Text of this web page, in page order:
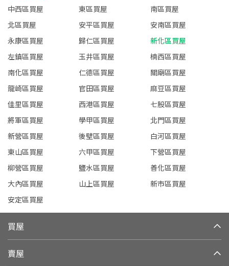
中西區買屋 東區買屋
南區買屋
北區買屋
安平區買屋
安南區買屋
永康區買屋
歸仁區買屋
新化區買屋
左鎮區買屋
玉井區買屋
楠西區買屋
南化區買屋
仁德區買屋
關廟區買屋
龍崎區買屋
官田區買屋
麻豆區買屋
佳里區買屋
西港區買屋
七股區買屋
將軍區買屋
學甲區買屋
北門區買屋
新營區買屋
後壁區買屋
白河區買屋
東山區買屋
六甲區買屋
下營區買屋
柳營區買屋
鹽水區買屋
善化區買屋
大內區買屋
山上區買屋
新市區買屋
安定區買屋
買屋
賣屋